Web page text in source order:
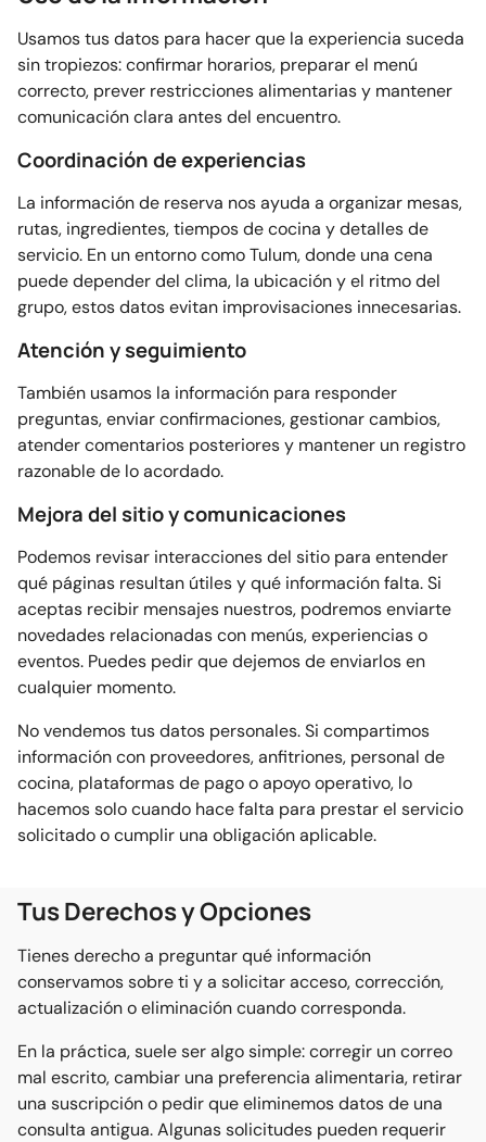
Usamos tus datos para hacer que la experiencia suceda
sin tropiezos: confirmar horarios, preparar el menú
correcto, prever restricciones alimentarias y mantener
comunicación clara antes del encuentro.
Coordinación de experiencias
La información de reserva nos ayuda a organizar mesas,
rutas, ingredientes, tiempos de cocina y detalles de
servicio. En un entorno como Tulum, donde una cena
puede depender del clima, la ubicación y el ritmo del
grupo, estos datos evitan improvisaciones innecesarias.
Atención y seguimiento
También usamos la información para responder
preguntas, enviar confirmaciones, gestionar cambios,
atender comentarios posteriores y mantener un registro
razonable de lo acordado.
Mejora del sitio y comunicaciones
Podemos revisar interacciones del sitio para entender
qué páginas resultan útiles y qué información falta. Si
aceptas recibir mensajes nuestros, podremos enviarte
novedades relacionadas con menús, experiencias o
eventos. Puedes pedir que dejemos de enviarlos en
cualquier momento.
No vendemos tus datos personales. Si compartimos
información con proveedores, anfitriones, personal de
cocina, plataformas de pago o apoyo operativo, lo
hacemos solo cuando hace falta para prestar el servicio
solicitado o cumplir una obligación aplicable.
Tus Derechos y Opciones
Tienes derecho a preguntar qué información
conservamos sobre ti y a solicitar acceso, corrección,
actualización o eliminación cuando corresponda.
En la práctica, suele ser algo simple: corregir un correo
mal escrito, cambiar una preferencia alimentaria, retirar
una suscripción o pedir que eliminemos datos de una
consulta antigua. Algunas solicitudes pueden requerir